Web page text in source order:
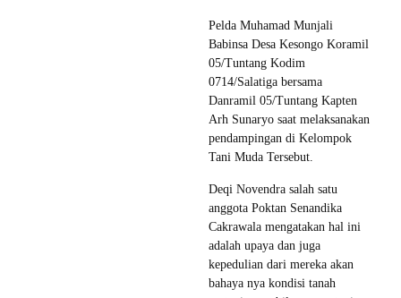
Pelda Muhamad Munjali
Babinsa Desa Kesongo Koramil
05/Tuntang Kodim
0714/Salatiga bersama
Danramil 05/Tuntang Kapten
Arh Sunaryo saat melaksanakan
pendampingan di Kelompok
Tani Muda Tersebut.
Deqi Novendra salah satu
anggota Poktan Senandika
Cakrawala mengatakan hal ini
adalah upaya dan juga
kepedulian dari mereka akan
bahaya nya kondisi tanah